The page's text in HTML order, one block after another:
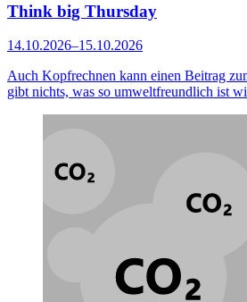
Think big Thursday
14.10.2026–15.10.2026
Auch Kopfrechnen kann einen Beitrag
gibt nichts, was so umweltfreundlich ist